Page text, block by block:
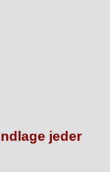
jeder